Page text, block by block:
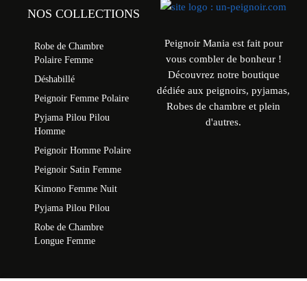
NOS COLLECTIONS
Robe de Chambre
Polaire Femme
Déshabillé
Peignoir Femme Polaire
Pyjama Pilou Pilou
Homme
Peignoir Homme Polaire
Peignoir Satin Femme
Kimono Femme Nuit
Pyjama Pilou Pilou
Robe de Chambre
Longue Femme
Peignoir Mania est fait pour
vous combler de bonheur !
Découvrez notre boutique
dédiée aux peignoirs, pyjamas,
Robes de chambre et plein
d'autres.